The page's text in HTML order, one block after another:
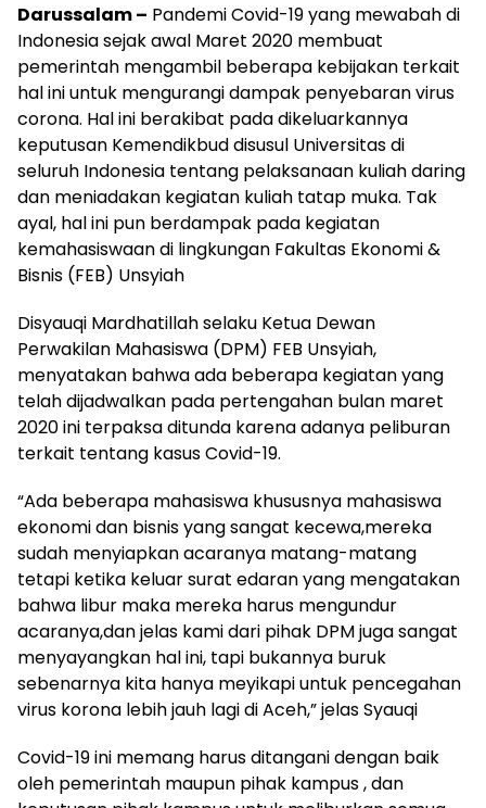
Darussalam – Pandemi Covid-19 yang mewabah di
Indonesia sejak awal Maret 2020 membuat
pemerintah mengambil beberapa kebijakan terkait
hal ini untuk mengurangi dampak penyebaran virus
corona. Hal ini berakibat pada dikeluarkannya
keputusan Kemendikbud disusul Universitas di
seluruh Indonesia tentang pelaksanaan kuliah daring
dan meniadakan kegiatan kuliah tatap muka. Tak
ayal, hal ini pun berdampak pada kegiatan
kemahasiswaan di lingkungan Fakultas Ekonomi &
Bisnis (FEB) Unsyiah
Disyauqi Mardhatillah selaku Ketua Dewan
Perwakilan Mahasiswa (DPM) FEB Unsyiah,
menyatakan bahwa ada beberapa kegiatan yang
telah dijadwalkan pada pertengahan bulan maret
2020 ini terpaksa ditunda karena adanya peliburan
terkait tentang kasus Covid-19.
“Ada beberapa mahasiswa khususnya mahasiswa
ekonomi dan bisnis yang sangat kecewa,mereka
sudah menyiapkan acaranya matang-matang
tetapi ketika keluar surat edaran yang mengatakan
bahwa libur maka mereka harus mengundur
acaranya,dan jelas kami dari pihak DPM juga sangat
menyayangkan hal ini, tapi bukannya buruk
sebenarnya kita hanya meyikapi untuk pencegahan
virus korona lebih jauh lagi di Aceh,” jelas Syauqi
Covid-19 ini memang harus ditangani dengan baik
oleh pemerintah maupun pihak kampus , dan